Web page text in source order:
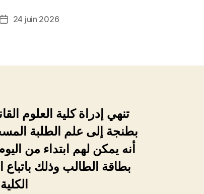
Date24 juin 2026
تنهي إدراة كلية العلوم
بطنجة إلى علم الطلبة
أنه يمكن لهم ابتداء من
بطاقة الطالب وذلك